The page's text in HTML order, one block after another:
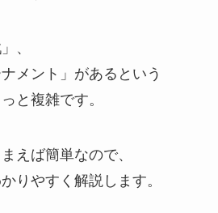
、
メント」があるという
と複雑です。
えば簡単なので、
りやすく解説します。